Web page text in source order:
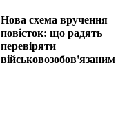
Нова схема вручення
повісток: що радять
перевіряти
військовозобов'язаним